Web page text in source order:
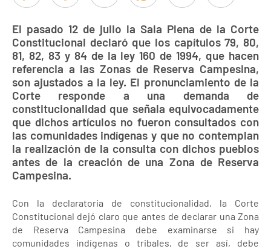
El pasado 12 de julio la Sala Plena de la Corte
Constitucional declaró que los capítulos 79, 80,
81, 82, 83 y 84 de la ley 160 de 1994, que hacen
referencia a las Zonas de Reserva Campesina,
son ajustados a la ley. El pronunciamiento de la
Corte responde a una demanda de
constitucionalidad que señala equivocadamente
que dichos artículos no fueron consultados con
las comunidades indígenas y que no contemplan
la realización de la consulta con dichos pueblos
antes de la creación de una Zona de Reserva
Campesina.
Con la declaratoria de constitucionalidad, la Corte
Constitucional dejó claro que antes de declarar una Zona
de Reserva Campesina debe examinarse si hay
comunidades indígenas o tribales, de ser así, debe